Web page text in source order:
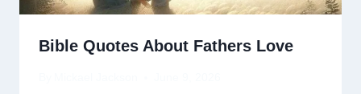
Bible Quotes About Fathers Love